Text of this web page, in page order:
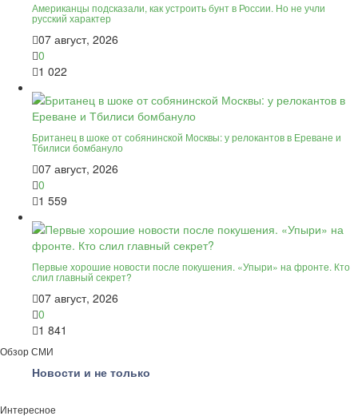
Американцы подсказали, как устроить бунт в России. Но не учли
русский характер
07 август, 2026
0
1 022
Британец в шоке от собянинской Москвы: у релокантов в Ереване и
Тбилиси бомбануло
07 август, 2026
0
1 559
Первые хорошие новости после покушения. «Упыри» на фронте. Кто
слил главный секрет?
07 август, 2026
0
1 841
Обзор СМИ
Новости и не только
Интересное